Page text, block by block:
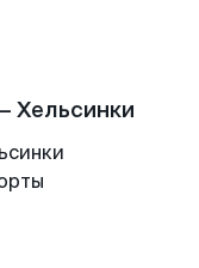
Хельсинки